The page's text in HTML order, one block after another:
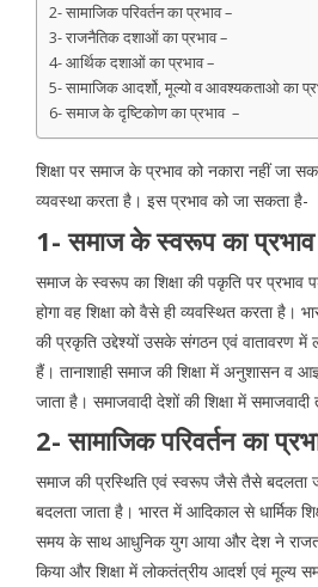
2- सामाजिक परिवर्तन का प्रभाव –
3- राजनैतिक दशाओं का प्रभाव –
4- आर्थिक दशाओं का प्रभाव –
5- सामाजिक आदर्शो, मूल्यो व आवश्यकताओ का
6- समाज के दृष्टिकोण का प्रभाव –
शिक्षा पर समाज के प्रभाव को नकारा नहीं जा
व्यवस्था करता है। इस प्रभाव को जा सकता है-
1- समाज के स्वरूप का
समाज के स्वरूप का शिक्षा की पकृति पर
होगा वह शिक्षा को वैसे ही व्यवस्थित करता है।
की प्रकृति उद्देश्यों उसके संगठन एवं वातावरण में
हैं। तानाशाही समाज की शिक्षा में अनुशासन व
जाता है। समाजवादी देशों की शिक्षा में
2- सामाजिक परिवर्तन का
समाज की प्रस्थिति एवं स्वरूप जैसे तैसे बदलता
बदलता जाता है। भारत में आदिकाल से धार्मिक
समय के साथ आधुनिक युग आया और देश ने
किया और शिक्षा में लोकतंत्रीय आदर्श एवं मूल्य